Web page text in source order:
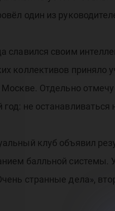
один из
славился своим
коллективов приняло
Москве. Отдельно
не
клуб объявил
балльной системы.
странные дела»,